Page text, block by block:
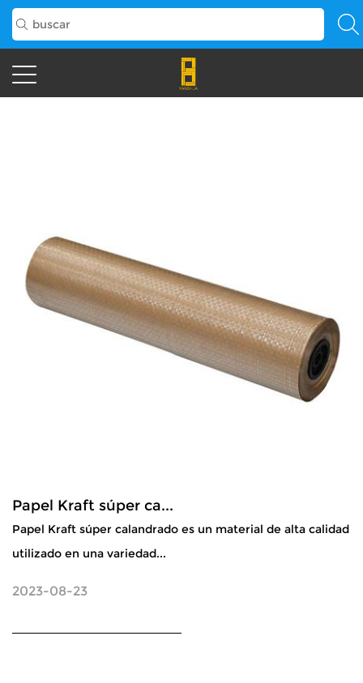
Papel Kraft súper ca...
Papel Kraft súper calandrado es un material de alta calidad
utilizado en una variedad...
2023-08-23